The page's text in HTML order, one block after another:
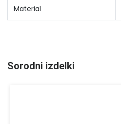
Material
Sorodni izdelki